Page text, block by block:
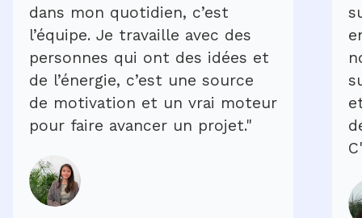
dans mon quotidien, c’est
l’équipe. Je travaille avec des
personnes qui ont des idées et
de l’énergie, c’est une source
de motivation et un vrai moteur
pour faire avancer un projet."